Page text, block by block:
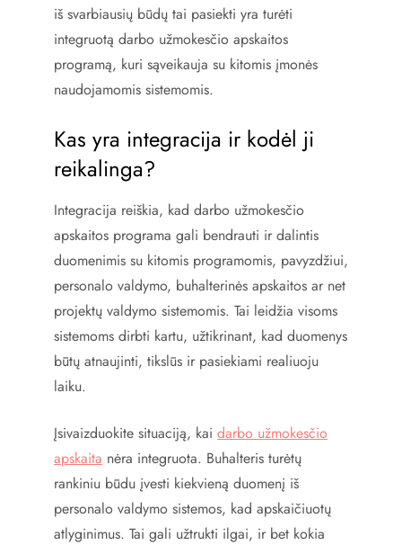
iš svarbiausių būdų tai pasiekti yra turėti
integruotą darbo užmokesčio apskaitos
programą, kuri sąveikauja su kitomis įmonės
naudojamomis sistemomis.
Kas yra integracija ir kodėl ji
reikalinga?
Integracija reiškia, kad darbo užmokesčio
apskaitos programa gali bendrauti ir dalintis
duomenimis su kitomis programomis, pavyzdžiui,
personalo valdymo, buhalterinės apskaitos ar net
projektų valdymo sistemomis. Tai leidžia visoms
sistemoms dirbti kartu, užtikrinant, kad duomenys
būtų atnaujinti, tikslūs ir pasiekiami realiuoju
laiku.
Įsivaizduokite situaciją, kai darbo užmokesčio
apskaita nėra integruota. Buhalteris turėtų
rankiniu būdu įvesti kiekvieną duomenį iš
personalo valdymo sistemos, kad apskaičiuotų
atlyginimus. Tai gali užtrukti ilgai, ir bet kokia